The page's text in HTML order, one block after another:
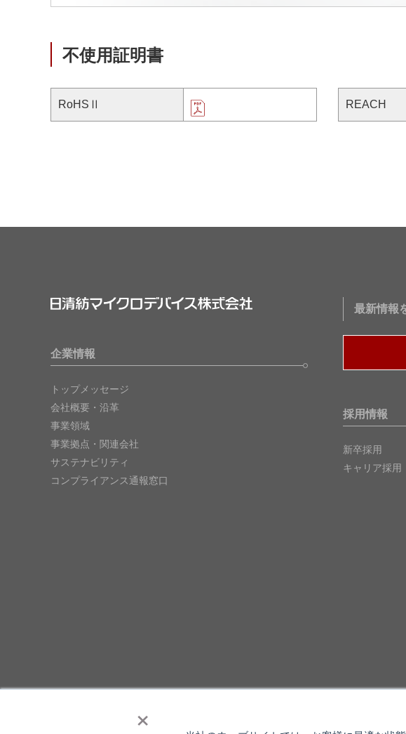
×
不使用証明書
RoHSⅡ REACH
企業情報
トップメッセージ
会社概要・沿革
事業領域
事業拠点・関連会社
サステナビリティ
コンプライアンス通報窓口
最新情報
採用情報
新卒採用
キャリア採用